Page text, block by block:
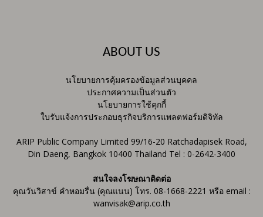
ABOUT US
นโยบายการคุ้มครองข้อมูลส่วนบุคคล
ประกาศความเป็นส่วนตัว
นโยบายการใช้คุกกี้
ใบรับแจ้งการประกอบธุรกิจบริการแพลตฟอร์มดิจิทัล
ARIP Public Company Limited 99/16-20 Ratchadapisek Road,
Din Daeng, Bangkok 10400 Thailand Tel : 0-2642-3400
สนใจลงโฆษณาติดต่อ
คุณวันวิสาข์ คำหอมรื่น (คุณแนน) โทร. 08-1668-2221 หรือ email :
wanvisak@arip.co.th